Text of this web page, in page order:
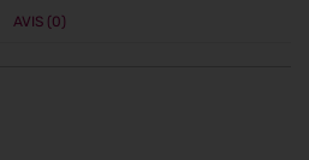
AVIS (0)